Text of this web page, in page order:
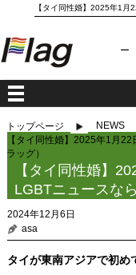
【タイ同性婚】2025年1
ー
トップページ
NEWS
【タイ同性婚】2025年1月
ラッグ）
【タイ同性婚】
LGBTニュースな
2024年12月6日
asa
タイが東南アジアで初め